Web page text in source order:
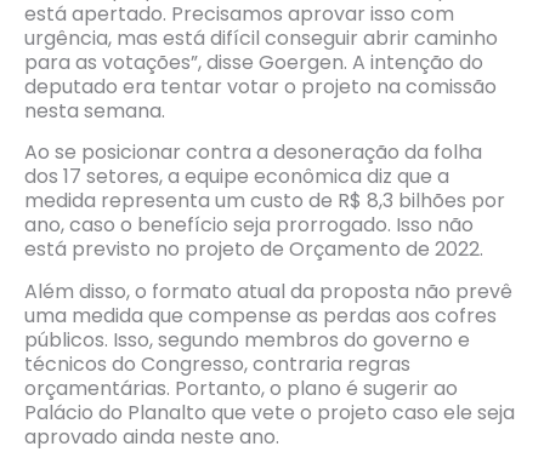
está apertado. Precisamos aprovar isso com
urgência, mas está difícil conseguir abrir caminho
para as votações”, disse Goergen. A intenção do
deputado era tentar votar o projeto na comissão
nesta semana.
Ao se posicionar contra a desoneração da folha
dos 17 setores, a equipe econômica diz que a
medida representa um custo de R$ 8,3 bilhões por
ano, caso o benefício seja prorrogado. Isso não
está previsto no projeto de Orçamento de 2022.
Além disso, o formato atual da proposta não prevê
uma medida que compense as perdas aos cofres
públicos. Isso, segundo membros do governo e
técnicos do Congresso, contraria regras
orçamentárias. Portanto, o plano é sugerir ao
Palácio do Planalto que vete o projeto caso ele seja
aprovado ainda neste ano.